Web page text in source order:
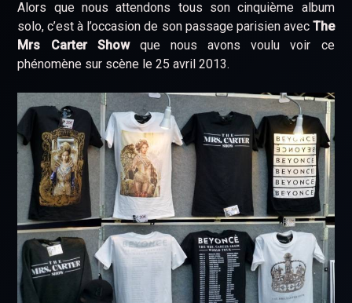
Alors que nous attendons tous son cinquième album
solo, c’est à l’occasion de son passage parisien avec The
Mrs Carter Showque nous avons voulu voir ce
phénomène sur scène le 25 avril 2013.